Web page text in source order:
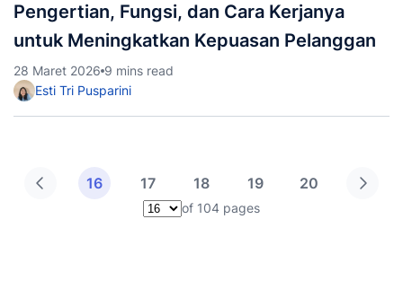
Pengertian, Fungsi, dan Cara Kerjanya
untuk Meningkatkan Kepuasan Pelanggan
28 Maret 2026 9 mins read
Esti Tri Pusparini
16 17 18 19
20
Pilih halaman
of 104 pages